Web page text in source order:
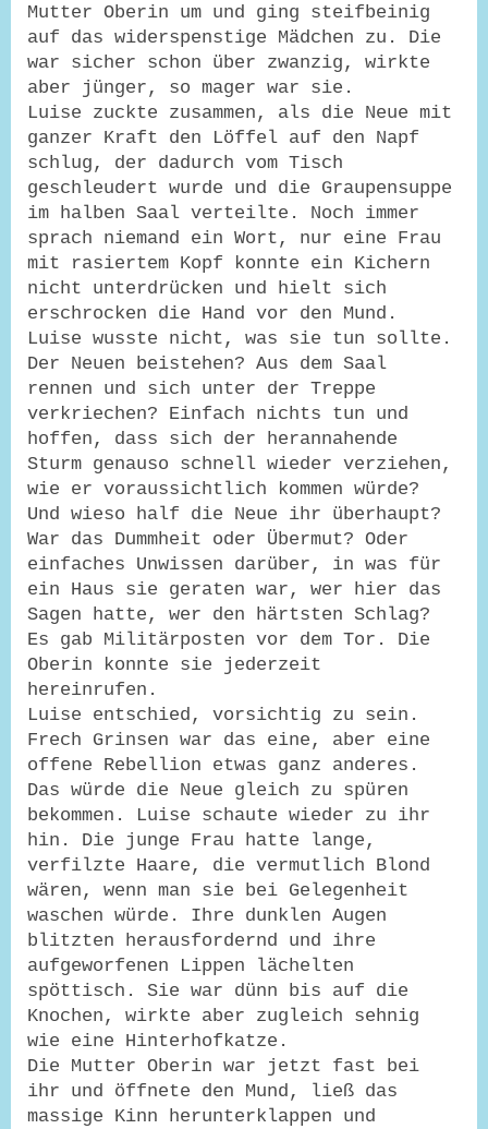
Mutter Oberin um und ging steifbeinig
auf das widerspenstige Mädchen zu. Die
war sicher schon über zwanzig, wirkte
aber jünger, so mager war sie.
Luise zuckte zusammen, als die Neue mit
ganzer Kraft den Löffel auf den Napf
schlug, der dadurch vom Tisch
geschleudert wurde und die Graupensuppe
im halben Saal verteilte. Noch immer
sprach niemand ein Wort, nur eine Frau
mit rasiertem Kopf konnte ein Kichern
nicht unterdrücken und hielt sich
erschrocken die Hand vor den Mund.
Luise wusste nicht, was sie tun sollte.
Der Neuen beistehen? Aus dem Saal
rennen und sich unter der Treppe
verkriechen? Einfach nichts tun und
hoffen, dass sich der herannahende
Sturm genauso schnell wieder verziehen,
wie er voraussichtlich kommen würde?
Und wieso half die Neue ihr überhaupt?
War das Dummheit oder Übermut? Oder
einfaches Unwissen darüber, in was für
ein Haus sie geraten war, wer hier das
Sagen hatte, wer den härtsten Schlag?
Es gab Militärposten vor dem Tor. Die
Oberin konnte sie jederzeit
hereinrufen.
Luise entschied, vorsichtig zu sein.
Frech Grinsen war das eine, aber eine
offene Rebellion etwas ganz anderes.
Das würde die Neue gleich zu spüren
bekommen. Luise schaute wieder zu ihr
hin. Die junge Frau hatte lange,
verfilzte Haare, die vermutlich Blond
wären, wenn man sie bei Gelegenheit
waschen würde. Ihre dunklen Augen
blitzten herausfordernd und ihre
aufgeworfenen Lippen lächelten
spöttisch. Sie war dünn bis auf die
Knochen, wirkte aber zugleich sehnig
wie eine Hinterhofkatze.
Die Mutter Oberin war jetzt fast bei
ihr und öffnete den Mund, ließ das
massige Kinn herunterklappen und